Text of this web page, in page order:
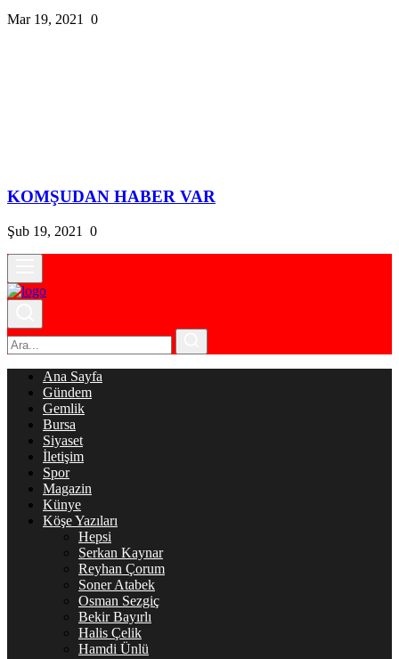
Mar 19, 2021 0
KOMŞUDAN HABER VAR
Şub 19, 2021 0
Ana Sayfa
Gündem
Gemlik
Bursa
Siyaset
İletişim
Spor
Magazin
Künye
Köşe Yazıları
Hepsi
Serkan Kaynar
Reyhan Çorum
Soner Atabek
Osman Sezgiç
Bekir Bayırlı
Halis Çelik
Hamdi Ünlü